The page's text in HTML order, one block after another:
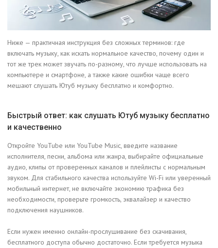
Ниже — практичная инструкция без сложных терминов: где
включать музыку, как искать нормальное качество, почему один и
тот же трек может звучать по-разному, что лучше использовать на
компьютере и смартфоне, а также какие ошибки чаще всего
мешают слушать Ютуб музыку бесплатно и комфортно.
Быстрый ответ: как слушать Ютуб музыку бесплатно
и качественно
Откройте YouTube или YouTube Music, введите название
исполнителя, песни, альбома или жанра, выбирайте официальные
аудио, клипы от проверенных каналов и плейлисты с нормальным
звуком. Для стабильного качества используйте Wi-Fi или уверенный
мобильный интернет, не включайте экономию трафика без
необходимости, проверьте громкость, эквалайзер и качество
подключения наушников.
Если нужен именно онлайн-прослушивание без скачивания,
бесплатного доступа обычно достаточно. Если требуется музыка